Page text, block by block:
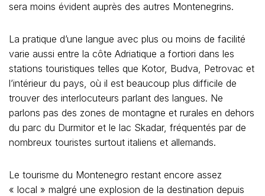
sera moins évident auprès des autres Montenegrins.
La pratique d’une langue avec plus ou moins de facilité
varie aussi entre la côte Adriatique a fortiori dans les
stations touristiques telles que Kotor, Budva, Petrovac et
l’intérieur du pays, où il est beaucoup plus difficile de
trouver des interlocuteurs parlant des langues. Ne
parlons pas des zones de montagne et rurales en dehors
du parc du Durmitor et le lac Skadar, fréquentés par de
nombreux touristes surtout italiens et allemands.
Le tourisme du Montenegro restant encore assez
« local » malgré une explosion de la destination depuis